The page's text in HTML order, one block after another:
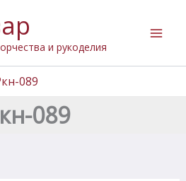
и рукоделия
089
089